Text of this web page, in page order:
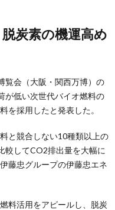
覧会（大阪・関西万博）の
が低い次世代バイオ燃料の
を採用したと発表した。
と競合しない10種類以上の
較してCO2排出量を大幅に
藤忠グループの伊藤忠エネ
料活用をアピールし、脱炭